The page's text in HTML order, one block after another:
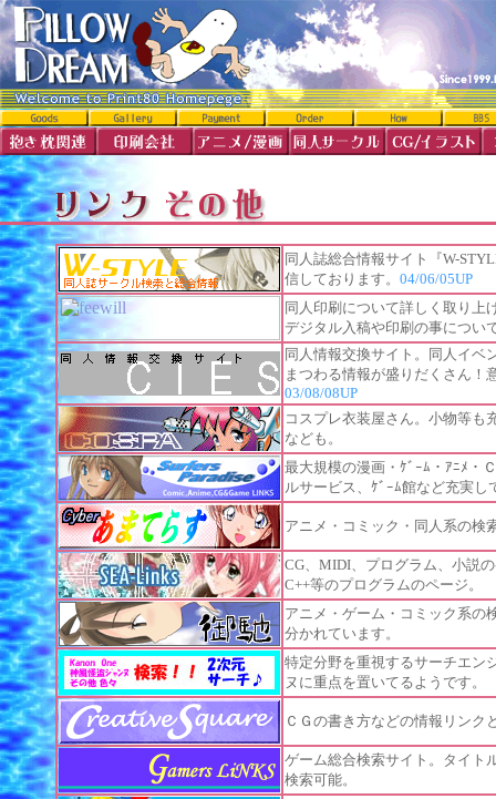
同人誌総合情報サイト『W-
信しております。 04/06/05UP
同人印刷について詳しく取り上
デジタル入稿や印刷の事につい
同人情報交換サイト。同人イベ
まつわる情報が盛りだくさん！
03/08/08UP
コスプレ衣装屋さん。小物等も
なども。
最大規模の漫画・ｹﾞｰﾑ・ｱﾆﾒ・
ルサービス、ｹﾞｰﾑ館など充実し
アニメ・コミック・同人系の検
CG、MIDI、プログラム、小説
C++等のプログラムのページ。
アニメ・ゲーム・コミック系の
分かれています。
特定分野を重視するサーチエン
ヌに重点を置いてるようです。
ＣＧの書き方などの情報リンク
ゲーム総合検索サイト。タイト
検索可能。